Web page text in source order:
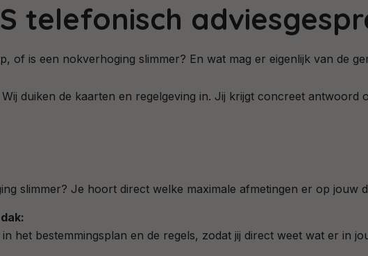
telefonisch
of is een nokverhoging slimmer? En wat mag er eigenlijk van de
duiken de kaarten en regelgeving in. Jij krijgt concreet
slimmer? Je hoort direct welke maximale afmetingen er op jouw
het bestemmingsplan en de regels, zodat jij direct weet wat er in